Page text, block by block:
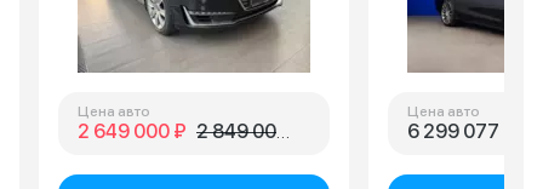
Цена авто
2 649 000 ₽ 2 849 000 ₽
Цена авто
6 299 077 ₽